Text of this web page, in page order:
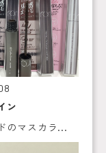
ン
のマスカラ...